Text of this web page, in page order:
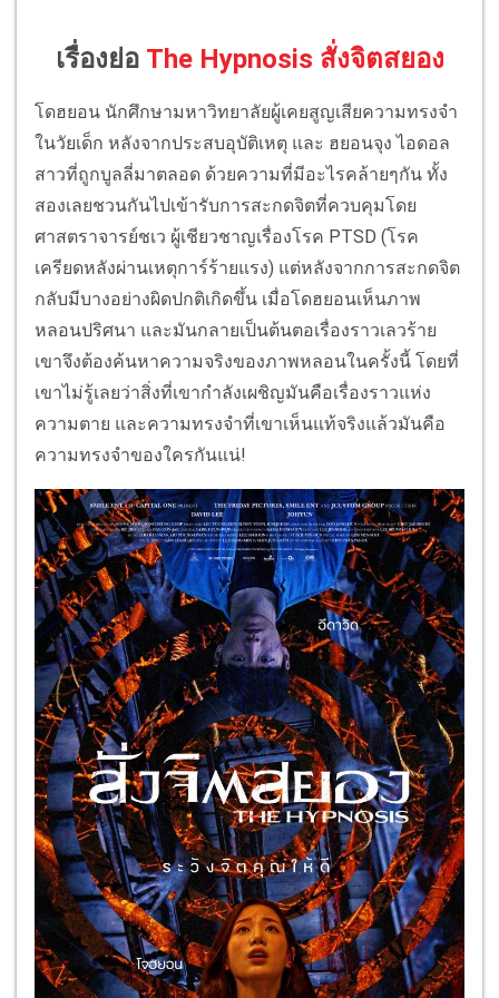
เรื่องย่อ The Hypnosis สั่งจิตสยอง
โดฮยอน นักศึกษามหาวิทยาลัยผู้เคยสูญเสียความทรงจำ
ในวัยเด็ก หลังจากประสบอุบัติเหตุ และ ฮยอนจุง ไอดอล
สาวที่ถูกบูลลี่มาตลอด ด้วยความที่มีอะไรคล้ายๆกัน ทั้ง
สองเลยชวนกันไปเข้ารับการสะกดจิตที่ควบคุมโดย
ศาสตราจารย์ชเว ผู้เชียวชาญเรื่องโรค PTSD (โรค
เครียดหลังผ่านเหตุการ์ร้ายแรง) แต่หลังจากการสะกดจิต
กลับมีบางอย่างผิดปกติเกิดขึ้น เมื่อโดฮยอนเห็นภาพ
หลอนปริศนา และมันกลายเป็นต้นตอเรื่องราวเลวร้าย
เขาจึงต้องค้นหาความจริงของภาพหลอนในครั้งนี้ โดยที่
เขาไม่รู้เลยว่าสิ่งที่เขากำลังเผชิญมันคือเรื่องราวแห่ง
ความตาย และความทรงจำที่เขาเห็นแท้จริงแล้วมันคือ
ความทรงจำของใครกันแน่!